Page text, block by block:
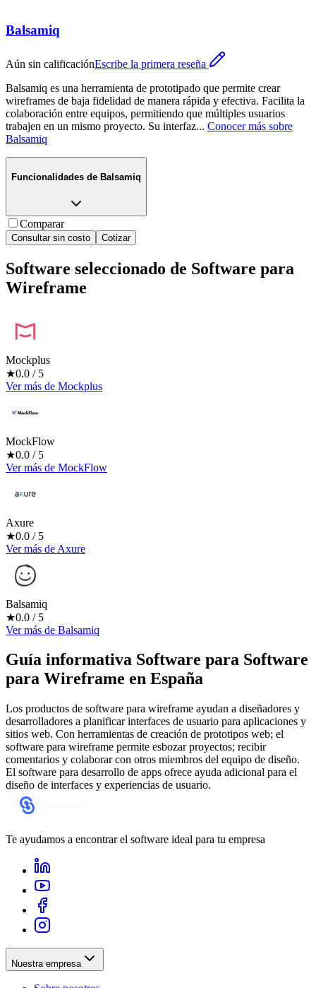
Balsamiq
Aún sin calificaciónEscribe la primera reseña
Balsamiq es una herramienta de prototipado que permite crear
wireframes de baja fidelidad de manera rápida y efectiva. Facilita la
colaboración entre equipos, permitiendo que múltiples usuarios
trabajen en un mismo proyecto. Su interfaz... Conocer más sobre
Balsamiq
Funcionalidades de Balsamiq
Comparar
Consultar sin costo Cotizar
Software seleccionado de Software para
Wireframe
Mockplus
★0.0 / 5
Ver más de Mockplus
MockFlow
★0.0 / 5
Ver más de MockFlow
Axure
★0.0 / 5
Ver más de Axure
Balsamiq
★0.0 / 5
Ver más de Balsamiq
Guía informativa Software para Software
para Wireframe en España
Los productos de software para wireframe ayudan a diseñadores y
desarrolladores a planificar interfaces de usuario para aplicaciones y
sitios web. Con herramientas de creación de prototipos web; el
software para wireframe permite esbozar proyectos; recibir
comentarios y colaborar con otros miembros del equipo de diseño.
El software para desarrollo de apps ofrece ayuda adicional para el
diseño de interfaces y experiencias de usuario.
Te ayudamos a encontrar el software ideal para tu empresa
Nuestra empresa